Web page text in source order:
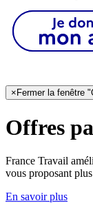
× Fermer la fenêtre
Offres
France Travail
vous proposant
En savoir plus